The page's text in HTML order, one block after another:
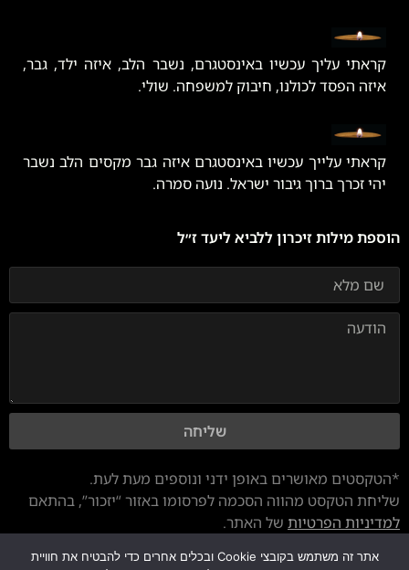
קראתי עליך עכשיו באינסטגרם, נשבר הלב, איזה ילד, גבר,
איזה הפסד לכולנו, חיבוק למשפחה. שולי.
קראתי עלייך עכשיו באינסטגרם איזה גבר מקסים הלב נשבר
יהי זכרך ברוך גיבור ישראל. נועה סמרה.
הוספת מילות זיכרון ללביא ליעד ז״ל
שליחה
*הטקסטים מאושרים באופן ידני ונוספים מעת לעת.
שליחת הטקסט מהווה הסכמה לפרסומו באזור “יזכור”, בהתאם
למדיניות הפרטיות של האתר.
אתר זה משתמש בקובצי Cookie ובכלים אחרים כדי להבטיח את חוויית